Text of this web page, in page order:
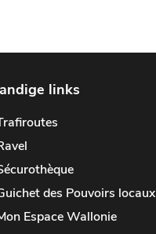
links
des Pouvoirs locaux
Espace Wallonie